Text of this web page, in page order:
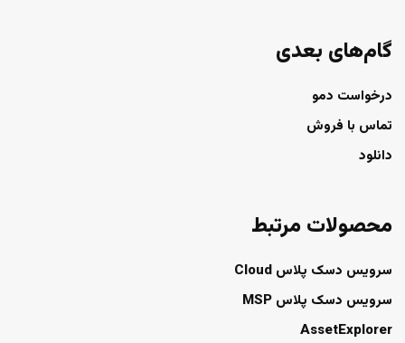
گام‌های بعدی
درخواست دمو
تماس با فروش
دانلود
محصولات مرتبط
سرویس دسک پلاس Cloud
سرویس دسک پلاس MSP
AssetExplorer